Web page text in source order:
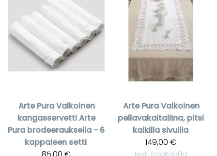
Arte PuraValkoinen
kangasservetti Arte
Pura brodeerauksella - 6
kappaleen setti
Arte PuraValkoinen
pellavakaitaliina, pitsi
kaikilla sivuilla
149,00 €